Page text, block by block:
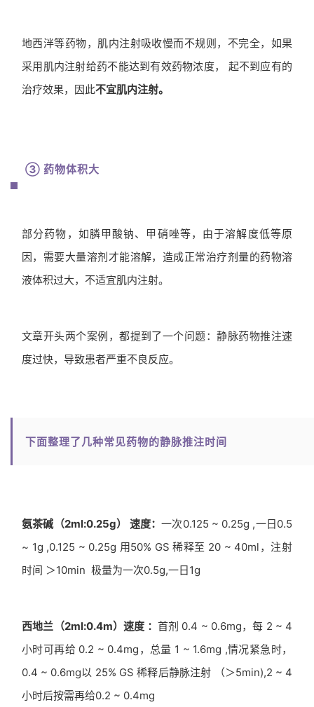
地西泮等药物，肌内注射吸收慢而不规则，不完全，如果
采用肌内注射给药不能达到有效药物浓度， 起不到应有的
治疗效果，因此不宜肌内注射。
③ 药物体积大
部分药物，如膦甲酸钠、甲硝唑等，由于溶解度低等原
因，需要大量溶剂才能溶解，造成正常治疗剂量的药物溶
液体积过大，不适宜肌内注射。
文章开头两个案例，都提到了一个问题：静脉药物推注速
度过快，导致患者严重不良反应。
下面整理了几种常见药物的静脉推注时间
氨茶碱（2ml:0.25g） 速度：一次0.125 ~ 0.25g ,一日0.5
~ 1g ,0.125 ~ 0.25g 用50% GS 稀释至 20 ~ 40ml，注射
时间 ＞10min 极量为一次0.5g,一日1g
西地兰（2ml:0.4m）速度 ： 首剂 0.4 ~ 0.6mg，每 2 ~ 4
小时可再给 0.2 ~ 0.4mg，总量 1 ~ 1.6mg ,情况紧急时，
0.4 ~ 0.6mg以 25% GS 稀释后静脉注射 （＞5min),2 ~ 4
小时后按需再给0.2 ~ 0.4mg